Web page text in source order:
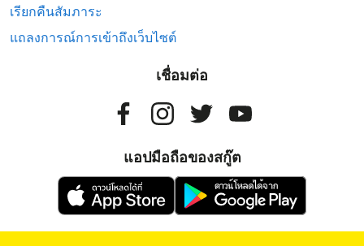
เรียกคืนสัมภาระ
แถลงการณ์การเข้าถึงเว็บไซต์
เชื่อมต่อ
แอปมือถือของสกู๊ต